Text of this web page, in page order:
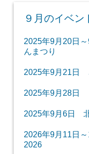
９月のイベン
2025年9月20日
んまつり
2025年9月21日
2025年9月28日
2025年9月6日
2026年9月11日
2026